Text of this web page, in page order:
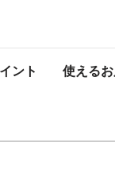
ント 使える
せ